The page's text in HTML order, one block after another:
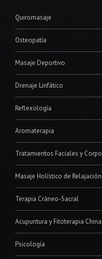
Quiromasaje
Osteopatía
Masaje Deportivo
Drenaje Linfático
Reflexología
Aromaterapia
Tratamientos Faciales y
Masaje Holístico de Relajación
Terapia Cráneo-Sacral
Acupuntura y Fitoterapia China
Psicología